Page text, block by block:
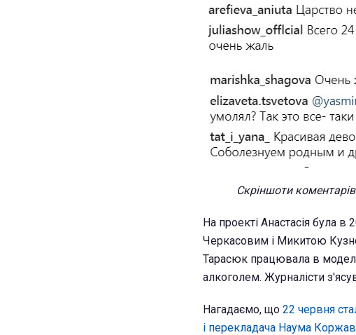
Скріншоти
На проекті Анастасія була
Черкасовим і Микитою
Тарасюк працювала в
алкоголем. Журналісти
Нагадаємо, що 22 червня
і перекладача Наума